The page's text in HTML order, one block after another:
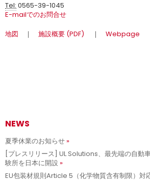
Tel:0565-39-1045
E-mailでのお問合せ
地図 ｜ 施設概要 (PDF) ｜ Webpage
NEWS
夏季休業のお知らせ
[プレスリリース] UL Solutions、最先端の自動
験所を日本に開設
EU包装材規則Article 5（化学物質含有制限）